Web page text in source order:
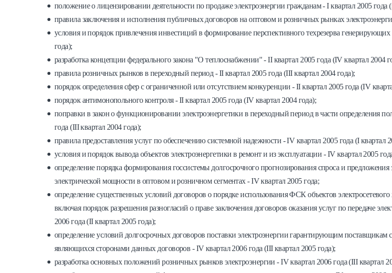
положение о лицензировании деятельности по продаже электроэнергии гражданам - I квартал 2005 года
правила заключения и исполнения публичных договоров на оптовом и розничных рынках
условия и порядок привлечения инвестиций в формирование перспективного техрезерва
года);
разработка концепции федерального закона "О теплоснабжении" - II квартал 2005 года (IV квартал 2004
правила розничных рынков в переходный период - II квартал 2005 года (III квартал 2004 года);
порядок определения сфер с ограниченной или отсутствием конкуренции - II квартал 2005 года (IV
порядок антимонопольного контроля - II квартал 2005 года (IV квартал 2004 года);
поправки в закон о функционировании электроэнергетики в переходный период в части определения
года (III квартал 2004 года);
правила предоставления услуг по обеспечению системной надежности - IV квартал 2005 года (I квартал
условия и порядок вывода объектов электроэнергетики в ремонт и из эксплуатации - IV квартал 2005
определение порядка формирования госсистемы долгосрочного прогнозирования спроса и
электрической мощности в оптовом и розничном сегментах - IV квартал 2005 года;
определение существенных условий договоров о порядке использования ФСК объектов
включая порядок разрешения разногласий о праве заключения договоров оказания услуг по передаче
2006 года (II квартал 2005 года);
определение условий долгосрочных договоров поставки электроэнергии гарантирующим поставщикам
являющихся сторонами данных договоров - IV квартал 2006 года (III квартал 2005 года);
разработка основных положений розничных рынков электроэнергии - IV квартал 2006 года (III квартал